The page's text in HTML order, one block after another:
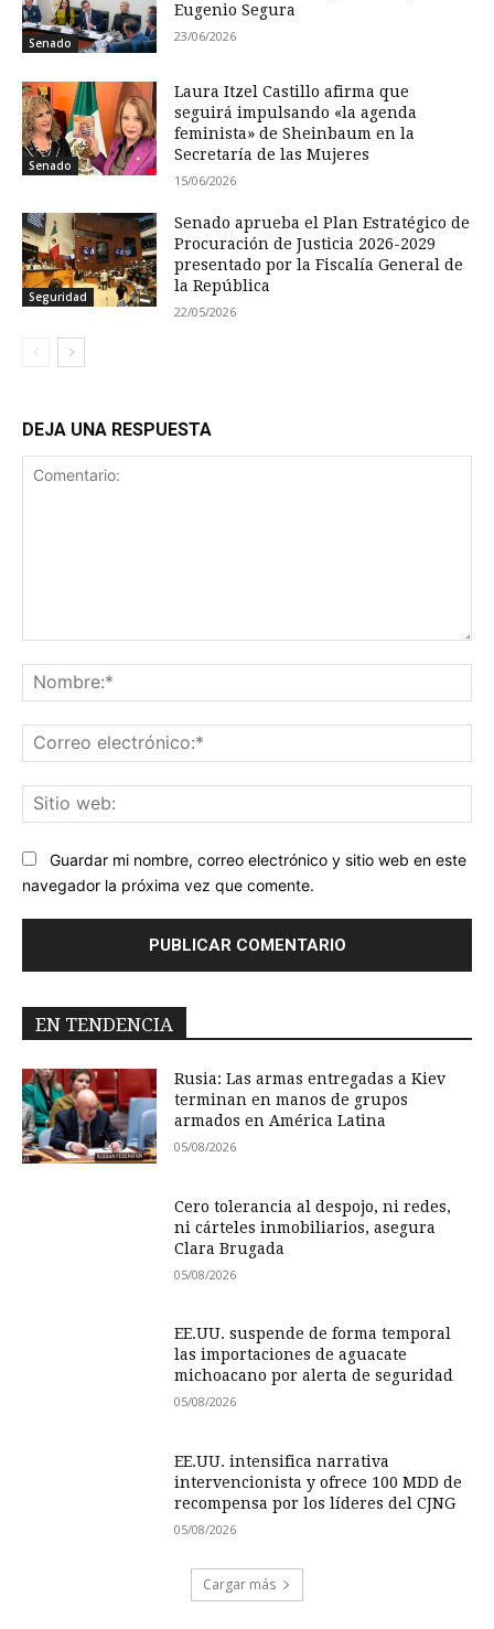
Senado
Eugenio Segura
23/06/2026
Senado
Laura Itzel Castillo afirma que
seguirá impulsando «la agenda
feminista» de Sheinbaum en la
Secretaría de las Mujeres
15/06/2026
Seguridad
Senado aprueba el Plan Estratégico de
Procuración de Justicia 2026-2029
presentado por la Fiscalía General de
la República
22/05/2026
DEJA UNA RESPUESTA
Guardar mi nombre, correo electrónico y sitio web en este
navegador la próxima vez que comente.
EN TENDENCIA
Rusia: Las armas entregadas a Kiev
terminan en manos de grupos
armados en América Latina
05/08/2026
Cero tolerancia al despojo, ni redes,
ni cárteles inmobiliarios, asegura
Clara Brugada
05/08/2026
EE.UU. suspende de forma temporal
las importaciones de aguacate
michoacano por alerta de seguridad
05/08/2026
EE.UU. intensifica narrativa
intervencionista y ofrece 100 MDD de
recompensa por los líderes del CJNG
05/08/2026
Cargar más